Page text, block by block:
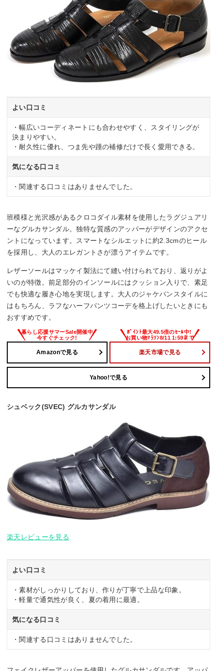
よい口コミ
・幅広いコーディネートにも合わせやすく、スタイリングが
決まりやすい。
・耐久性に優れ、つま先や踵の補修だけで長く愛用できる。
気になる口コミ
・関連する口コミはありませんでした。
班模様と光沢感があるクロコダイル素材を使用したラグジュアリ
ーなグルカサンダル。独特な質感のアッパーがデザインのアクセ
ントになっています。スマートなシルエットに約2.3cmのヒール
を採用し、大人のエレガントさが漂うアイテムです。
レザーソールはマッケイ製法にて縫い付けられており、返りがよ
いのが特徴。前足部分のインソールにはクッション入りで、素足
でも快適な履き心地を実現します。大人のジャケパンスタイルに
はもちろん、ラフなハーフパンツコーデを格上げしたいときにも
おすすめです。
Amazonで見る 楽天市場で見る
Yahoo!で見る
シュベック(SVEC) グルカサンダル
楽天レビューを見る
よい口コミ
・素材がしっかりしており、作りが丁寧で上品な印象。
・軽量で通気性が良く、夏の着用に最適。
気になる口コミ
・関連する口コミはありませんでした。